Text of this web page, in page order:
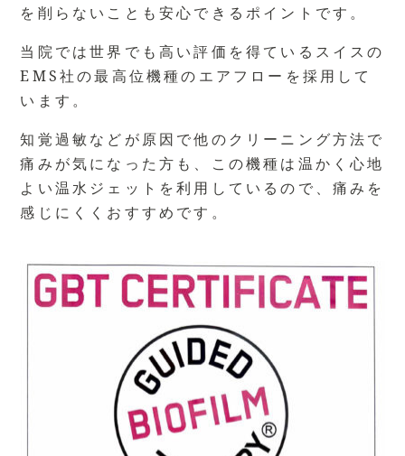
を削らないことも安心できるポイントです。
当院では世界でも高い評価を得ているスイスの
EMS社の最高位機種のエアフローを採用して
います。
知覚過敏などが原因で他のクリーニング方法で
痛みが気になった方も、この機種は温かく心地
よい温水ジェットを利用しているので、痛みを
感じにくくおすすめです。